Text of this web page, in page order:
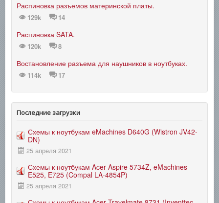
Распиновка разъемов материнской платы.
129k 14
Распиновка SATA.
120k 8
Востановление разъема для наушников в ноутбуках.
114k 17
Последние загрузки
Схемы к ноутбукам eMachines D640G (Wistron JV42-
DN)
25 апреля 2021
Схемы к ноутбукам Acer Aspire 5734Z, eMachines
E525, E725 (Compal LA-4854P)
25 апреля 2021